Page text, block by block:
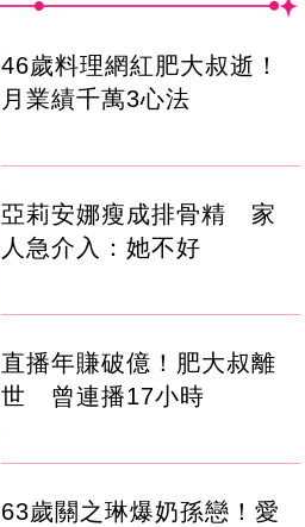
46歲料理網紅肥大叔逝！
月業績千萬3心法
亞莉安娜瘦成排骨精 家
人急介入：她不好
直播年賺破億！肥大叔離
世 曾連播17小時
63歲關之琳爆奶孫戀！愛